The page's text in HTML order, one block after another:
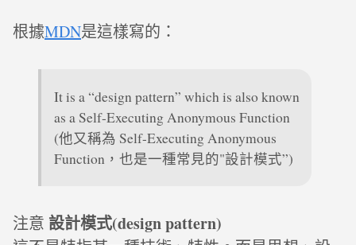
根據MDN是這樣寫的：
It is a “design pattern” which is also known
as a Self-Executing Anonymous Function
(他又稱為 Self-Executing Anonymous
Function，也是一種常見的"設計模式”)
注意 設計模式(design pattern)